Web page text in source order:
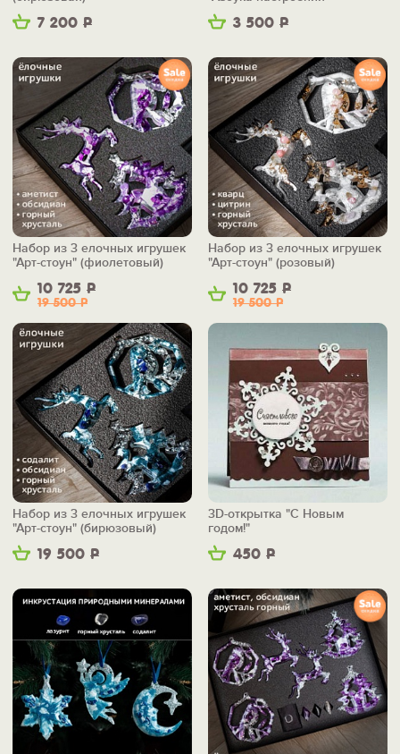
7 200 Р
3 500 Р
10 725 Р
19 500Р
Набор из 3 елочных игрушек
"Арт-стоун" (фиолетовый)
10 725 Р
19 500Р
Набор из 3 елочных игрушек
"Арт-стоун" (розовый)
19 500 Р
Набор из 3 елочных игрушек
"Арт-стоун" (бирюзовый)
450 Р
3D-открытка "С Новым
годом!"